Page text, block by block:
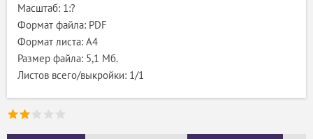
Масштаб: 1:?
Формат файла: PDF
Формат листа: А4
Размер файла: 5,1 Мб.
Листов всего/выкройки: 1/1